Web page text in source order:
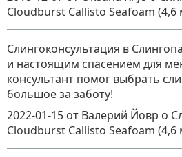
Cloudburst Callisto Seafoam (4,6
Слингоконсультация в
и настоящим спасением для
консультант помог выбрать
большое за заботу!
2022-01-15 от Валерий Йовр о
Cloudburst Callisto Seafoam (4,6